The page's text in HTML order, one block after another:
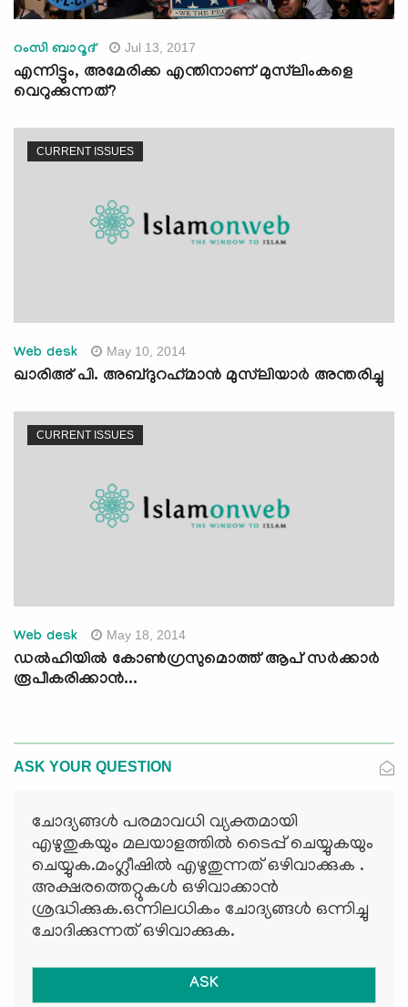
റംസി ബാറൂദ് Jul 13, 2017
എന്നിട്ടും, അമേരിക്ക എന്തിനാണ് മുസ്‌ലിംകളെ
വെറുക്കുന്നത്?
CURRENT ISSUES
Web desk May 10, 2014
ഖാരിഅ് പി. അബ്ദുറഹ്‍മാന്‍ മുസ്‍ലിയാര്‍ അന്തരിച്ചു
CURRENT ISSUES
Web desk May 18, 2014
ഡല്‍ഹിയില്‍ കോണ്‍ഗ്രസുമൊത്ത് ആപ് സര്‍ക്കാര്‍
രൂപീകരിക്കാന്‍...
ASK YOUR QUESTION
ചോദ്യങ്ങള്‍ പരമാവധി വ്യക്തമായി
എഴുതുകയും മലയാളത്തില്‍ ടൈപ്പ് ചെയ്യുകയും
ചെയ്യുക.മംഗ്ലീഷില്‍ എഴുതുന്നത് ഒഴിവാക്കുക .
അക്ഷരത്തെറ്റുകള്‍ ഒഴിവാക്കാന്‍
ശ്രദ്ധിക്കുക.ഒന്നിലധികം ചോദ്യങ്ങള്‍ ഒന്നിച്ചു
ചോദിക്കുന്നത് ഒഴിവാക്കുക.
ASK